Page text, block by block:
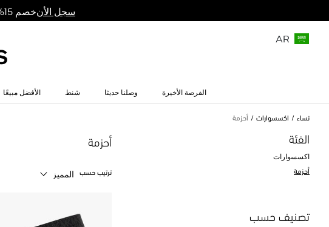
سجل الأنخصم 15% على طلبك الأول عند إنفاق 950 ريال سعودي: MKFIRST
AR
الفرصة الأخيرة وصلنا حديثا شنط الأفضل مبيعًا
نساء اكسسوارات أحزمة
الفئة
اكسسوارات
أحزمة
تصنيف حسب
أحزمة
ترتيب حسب المميز